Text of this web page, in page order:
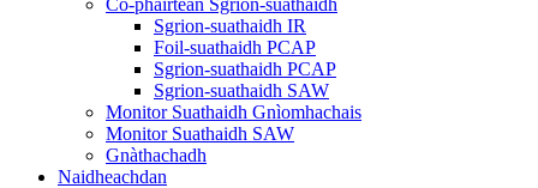
Co-phàirtean Sgrion-suathaidh
Sgrion-suathaidh IR
Foil-suathaidh PCAP
Sgrion-suathaidh PCAP
Sgrion-suathaidh SAW
Monitor Suathaidh Gnìomhachais
Monitor Suathaidh SAW
Gnàthachadh
Naidheachdan